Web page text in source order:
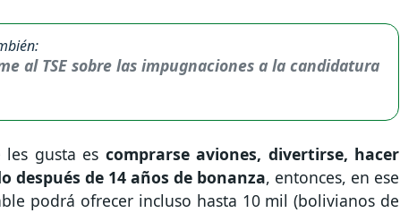
al TSE sobre las impugnaciones a la candidatura
gusta es comprarse aviones, divertirse, hacer
después de 14 años de bonanza, entonces, en ese
podrá ofrecer incluso hasta 10 mil (bolivianos de